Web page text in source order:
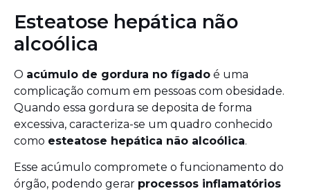
Esteatose hepática não
alcoólica
O acúmulo de gordura no fígado é uma
complicação comum em pessoas com obesidade.
Quando essa gordura se deposita de forma
excessiva, caracteriza-se um quadro conhecido
como esteatose hepática não alcoólica.
Esse acúmulo compromete o funcionamento do
órgão, podendo gerar processos inflamatórios